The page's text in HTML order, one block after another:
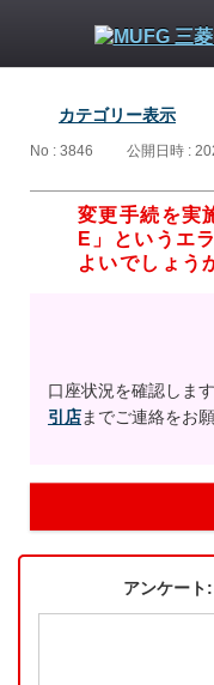
カテゴリー表示
No : 3846 公開日時 :
変更手続を実
E」というエ
よいでしょう
口座状況を確認しま
引店までご連絡をお
アンケート